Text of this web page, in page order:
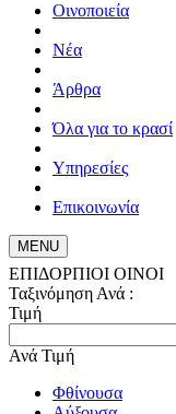
Οινοποιεία
Νέα
Άρθρα
Όλα για το κρασί
Υπηρεσίες
Επικοινωνία
MENU
ΕΠΙΔΟΡΠΙΟΙ ΟΙΝΟΙ
Ταξινόμηση Ανά :
Τιμή
Ανά Τιμή
Φθίνουσα